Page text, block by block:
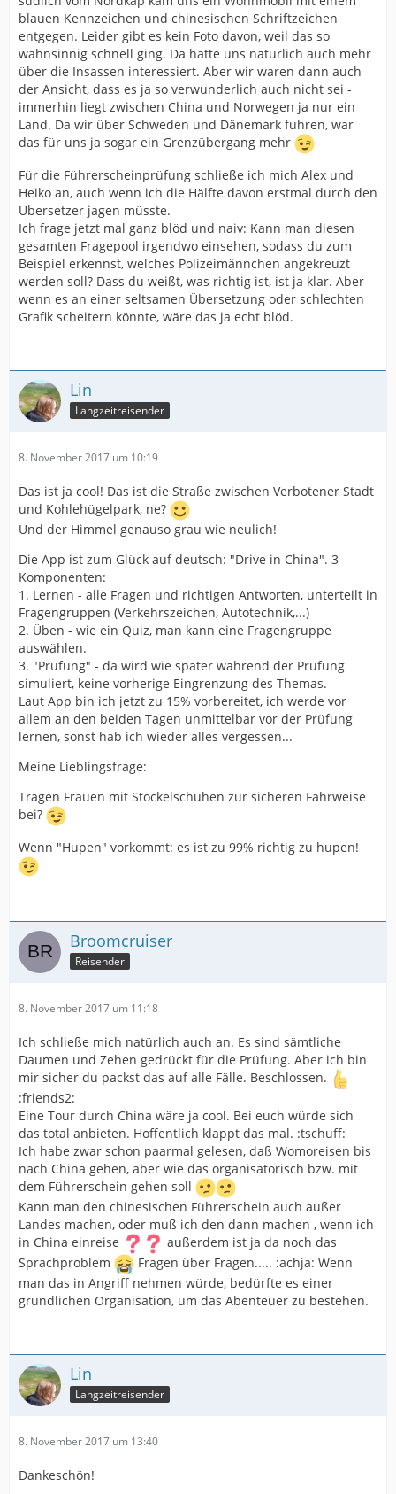
blauen Kennzeichen und chinesischen Schriftzeichen
entgegen. Leider gibt es kein Foto davon, weil das so
wahnsinnig schnell ging. Da hätte uns natürlich auch mehr
über die Insassen interessiert. Aber wir waren dann auch
der Ansicht, dass es ja so verwunderlich auch nicht sei -
immerhin liegt zwischen China und Norwegen ja nur ein
Land. Da wir über Schweden und Dänemark fuhren, war
das für uns ja sogar ein Grenzübergang mehr
Für die Führerscheinprüfung schließe ich mich Alex und
Heiko an, auch wenn ich die Hälfte davon erstmal durch den
Übersetzer jagen müsste.
Ich frage jetzt mal ganz blöd und naiv: Kann man diesen
gesamten Fragepool irgendwo einsehen, sodass du zum
Beispiel erkennst, welches Polizeimännchen angekreuzt
werden soll? Dass du weißt, was richtig ist, ist ja klar. Aber
wenn es an einer seltsamen Übersetzung oder schlechten
Grafik scheitern könnte, wäre das ja echt blöd.
Lin
Langzeitreisender
8. November 2017 um 10:19
Das ist ja cool! Das ist die Straße zwischen Verbotener Stadt
und Kohlehügelpark, ne?
Und der Himmel genauso grau wie neulich!
Die App ist zum Glück auf deutsch: "Drive in China". 3
Komponenten:
1. Lernen - alle Fragen und richtigen Antworten, unterteilt in
Fragengruppen (Verkehrszeichen, Autotechnik,...)
2. Üben - wie ein Quiz, man kann eine Fragengruppe
auswählen.
3. "Prüfung" - da wird wie später während der Prüfung
simuliert, keine vorherige Eingrenzung des Themas.
Laut App bin ich jetzt zu 15% vorbereitet, ich werde vor
allem an den beiden Tagen unmittelbar vor der Prüfung
lernen, sonst hab ich wieder alles vergessen...
Meine Lieblingsfrage:
Tragen Frauen mit Stöckelschuhen zur sicheren Fahrweise
bei?
Wenn "Hupen" vorkommt: es ist zu 99% richtig zu hupen!
Broomcruiser
Reisender
8. November 2017 um 11:18
Ich schließe mich natürlich auch an. Es sind sämtliche
Daumen und Zehen gedrückt für die Prüfung. Aber ich bin
mir sicher du packst das auf alle Fälle. Beschlossen.
:friends2:
Eine Tour durch China wäre ja cool. Bei euch würde sich
das total anbieten. Hoffentlich klappt das mal. :tschuff:
Ich habe zwar schon paarmal gelesen, daß Womoreisen bis
nach China gehen, aber wie das organisatorisch bzw. mit
dem Führerschein gehen soll
Kann man den chinesischen Führerschein auch außer
Landes machen, oder muß ich den dann machen , wenn ich
in China einreise
außerdem ist ja da noch das
Sprachproblem
Fragen über Fragen..... :achja: Wenn
man das in Angriff nehmen würde, bedürfte es einer
gründlichen Organisation, um das Abenteuer zu bestehen.
Lin
Langzeitreisender
8. November 2017 um 13:40
Dankeschön!